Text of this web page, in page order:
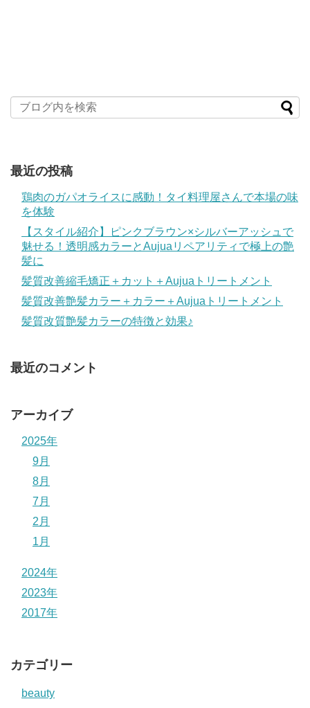
最近の投稿
鶏肉のガパオライスに感動！タイ料理屋さんで本場の味
を体験
【スタイル紹介】ピンクブラウン×シルバーアッシュで
魅せる！透明感カラーとAujuaリペアリティで極上の艶
髪に
髪質改善縮毛矯正＋カット＋Aujuaトリートメント
髪質改善艶髪カラー＋カラー＋Aujuaトリートメント
髪質改質艶髪カラーの特徴と効果♪
最近のコメント
アーカイブ
2025年
9月
8月
7月
2月
1月
2024年
2023年
2017年
カテゴリー
beauty